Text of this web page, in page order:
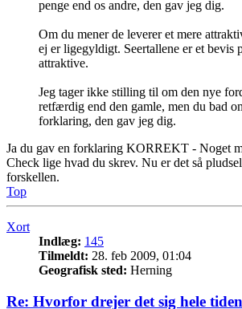
penge end os andre, den gav jeg dig.
Om du mener de leverer et mere
ej er ligegyldigt. Seertallene er et bevis
attraktive.
Jeg tager ikke stilling til om den nye
retfærdig end den gamle, men du bad
forklaring, den gav jeg dig.
Ja du gav en forklaring KORREKT - Noget
Check lige hvad du skrev. Nu er det så
forskellen.
Top
Xort
Indlæg: 145
Tilmeldt: 28. feb 2009, 01:04
Geografisk sted: Herning
Re: Hvorfor drejer det sig hele